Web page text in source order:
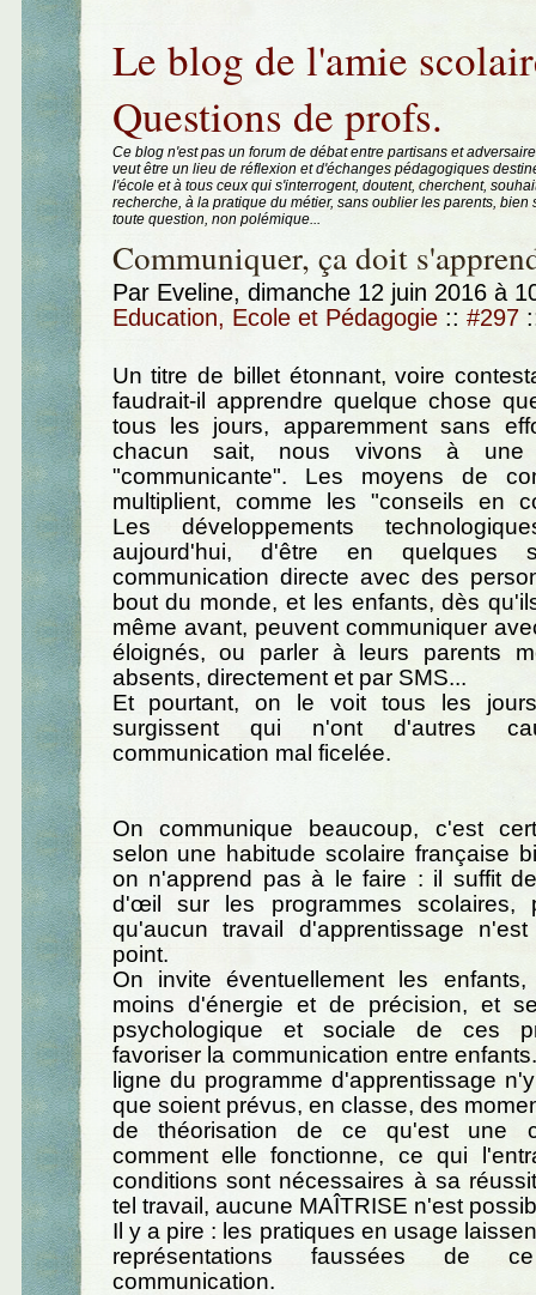
Le blog de l'amie
Questions de profs.
Ce blog n'est pas un forum de débat entre partisans et
veut être un lieu de réflexion et d'échanges pédagogiques
l'école et à tous ceux qui s'interrogent, doutent, cherchent,
recherche, à la pratique du métier, sans oublier les parents, bien
toute question, non polémique...
Communiquer, ça doit
Par Eveline, dimanche 12 juin 2016 à
Education, Ecole et Pédagogie :: #297
Un titre de billet étonnant, voire
faudrait-il apprendre quelque chose
tous les jours, apparemment sans
chacun sait, nous vivons à une
"communicante". Les moyens de
multiplient, comme les "conseils en
Les développements
aujourd'hui, d'être en quelques
communication directe avec des
bout du monde, et les enfants, dès
même avant, peuvent communiquer
éloignés, ou parler à leurs parents
absents, directement et par SMS...
Et pourtant, on le voit tous les
surgissent qui n'ont d'autres
communication mal ficelée.
On communique beaucoup, c'est
selon une habitude scolaire française
on n'apprend pas à le faire : il suffit
d'œil sur les programmes scolaires,
qu'aucun travail d'apprentissage
point.
On invite éventuellement les
moins d'énergie et de précision, et
psychologique et sociale de ces
favoriser la communication entre
ligne du programme d'apprentissage
que soient prévus, en classe, des
de théorisation de ce qu'est une
comment elle fonctionne, ce qui
conditions sont nécessaires à sa
tel travail, aucune MAÎTRISE n'est
Il y a pire : les pratiques en usage
représentations faussées de
communication.